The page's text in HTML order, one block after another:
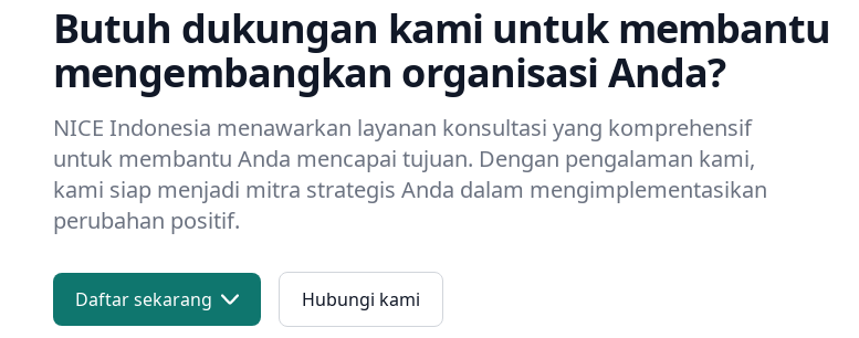
Butuh dukungan kami untuk membantu
mengembangkan organisasi Anda?
NICE Indonesia menawarkan layanan konsultasi yang komprehensif
untuk membantu Anda mencapai tujuan. Dengan pengalaman kami,
kami siap menjadi mitra strategis Anda dalam mengimplementasikan
perubahan positif.
Daftar sekarang Hubungi kami